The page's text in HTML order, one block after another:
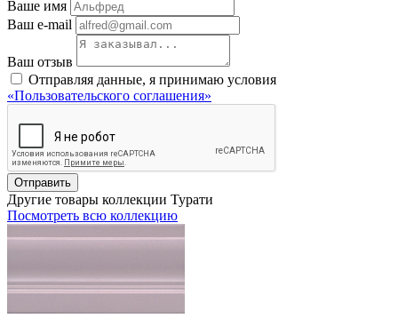
Ваше имя
Ваш e-mail
Ваш отзыв
Отправляя данные, я принимаю условия
«Пользовательского соглашения»
Отправить
Другие товары коллекции Турати
Посмотреть всю коллекцию